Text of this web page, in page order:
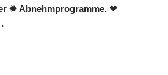
✹ Abnehmprogramme. ❤